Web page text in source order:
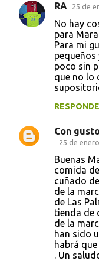
RA 25 de
No hay
para
Para mi
poco sin
que no lo
Con
25 de
Buenas
comida
cuñado
de la
de Las
tienda de
de la
han sido
habrá
. Un